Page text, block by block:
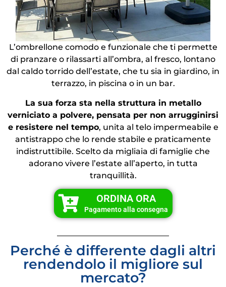
L’ombrellone comodo e funzionale che ti permette
di pranzare o rilassarti all’ombra, al fresco, lontano
dal caldo torrido dell’estate, che tu sia in giardino, in
terrazzo, in piscina o in un bar.
La sua forza sta nella struttura in metallo
verniciato a polvere, pensata per non arrugginirsi
e resistere nel tempo, unita al telo impermeabile e
antistrappo che lo rende stabile e praticamente
indistruttibile. Scelto da migliaia di famiglie che
adorano vivere l’estate all’aperto, in tutta
tranquillità.
ORDINA ORA
Pagamento alla consegna
Perché è differente dagli altri
rendendolo il migliore sul
mercato?